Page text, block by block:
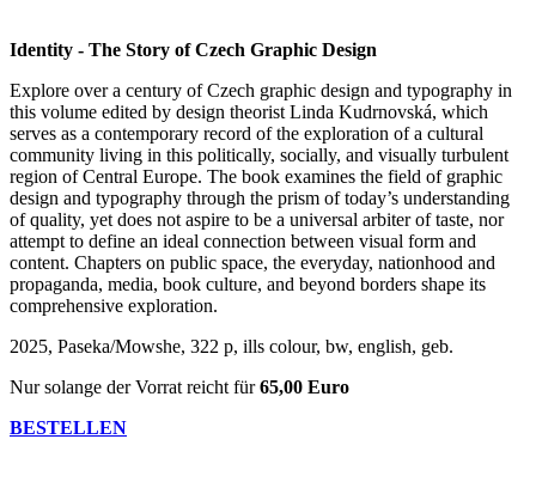
Identity - The Story of Czech Graphic Design
Explore over a century of Czech graphic design and typography in
this volume edited by design theorist Linda Kudrnovská, which
serves as a contemporary record of the exploration of a cultural
community living in this politically, socially, and visually turbulent
region of Central Europe. The book examines the field of graphic
design and typography through the prism of today’s understanding
of quality, yet does not aspire to be a universal arbiter of taste, nor
attempt to define an ideal connection between visual form and
content. Chapters on public space, the everyday, nationhood and
propaganda, media, book culture, and beyond borders shape its
comprehensive exploration.
2025, Paseka/Mowshe, 322 p, ills colour, bw, english, geb.
Nur solange der Vorrat reicht für65,00 Euro
BESTELLEN